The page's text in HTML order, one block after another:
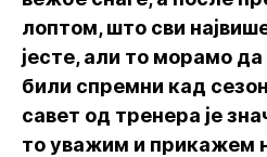
лоптом, што сви
јесте, али то морамо
били спремни кад
савет од тренера је
то уважим и прикажем